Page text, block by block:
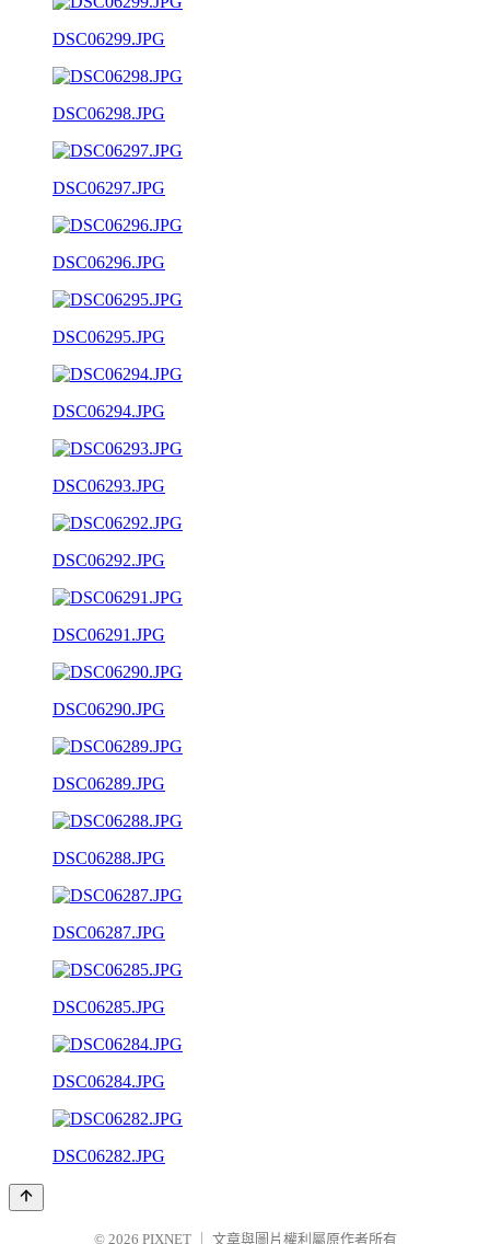
DSC06299.JPG
DSC06298.JPG
DSC06297.JPG
DSC06296.JPG
DSC06295.JPG
DSC06294.JPG
DSC06293.JPG
DSC06292.JPG
DSC06291.JPG
DSC06290.JPG
DSC06289.JPG
DSC06288.JPG
DSC06287.JPG
DSC06285.JPG
DSC06284.JPG
DSC06282.JPG
© 2026 PIXNET 文章與圖片權利屬原作者所有